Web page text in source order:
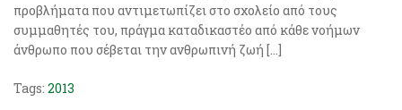
προβλήματα που αντιμετωπίζει στο σχολείο από τους
συμμαθητές του, πράγμα καταδικαστέο από κάθε νοήμων
άνθρωπο που σέβεται την ανθρωπινή ζωή […]
Tags: 2013